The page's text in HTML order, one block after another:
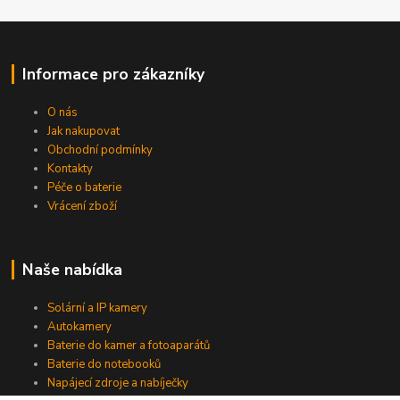
Informace pro zákazníky
O nás
Jak nakupovat
Obchodní podmínky
Kontakty
Péče o baterie
Vrácení zboží
Naše nabídka
Solární a IP kamery
Autokamery
Baterie do kamer a fotoaparátů
Baterie do notebooků
Napájecí zdroje a nabíječky